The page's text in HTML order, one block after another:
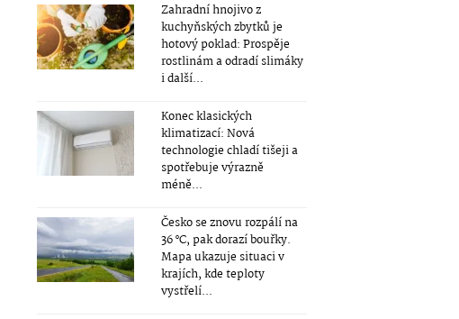
Zahradní hnojivo z
kuchyňských zbytků je
hotový poklad: Prospěje
rostlinám a odradí slimáky
i další...
Konec klasických
klimatizací: Nová
technologie chladí tišeji a
spotřebuje výrazně
méně...
Česko se znovu rozpálí na
36 °C, pak dorazí bouřky.
Mapa ukazuje situaci v
krajích, kde teploty
vystřelí...